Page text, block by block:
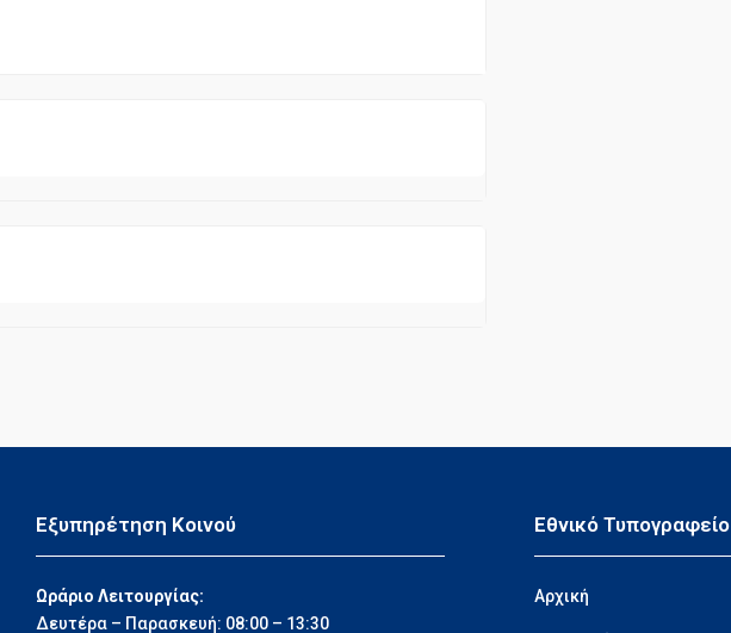
Εξυπηρέτηση Κοινού
Ωράριο Λειτουργίας:
Δευτέρα – Παρασκευή: 08:00 – 13:30
Εθνικό Τυπογραφείο
Αρχική